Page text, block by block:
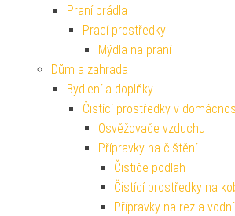
Praní prádla
Prací prostředky
Mýdla na praní
Dům a zahrada
Bydlení a doplňky
Čistící prostředky v
Osvěžovače vzduchu
Přípravky na čištění
Čističe podlah
Čistící prostředky na
Přípravky na rez a